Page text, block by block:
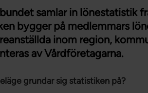
samlar in lönestatistik
bygger på medlemmars
inom region,
av Vårdföretagarna.
grundar sig statistiken på?